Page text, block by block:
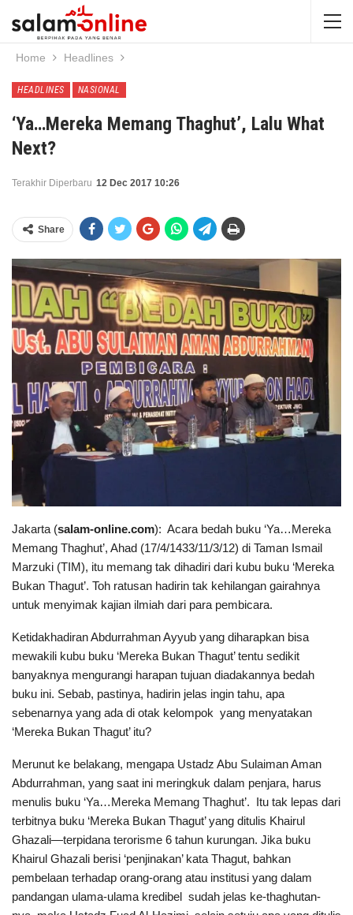
Home Headlines
HEADLINES NASIONAL
‘Ya…Mereka Memang Thaghut’, Lalu What
Next?
Terakhir Diperbaru 12 Dec 2017 10:26
Share
Jakarta (salam-online.com): Acara bedah buku ‘Ya…Mereka
Memang Thaghut’, Ahad (17/4/1433/11/3/12) di Taman Ismail
Marzuki (TIM), itu memang tak dihadiri dari kubu buku ‘Mereka
Bukan Thagut’. Toh ratusan hadirin tak kehilangan gairahnya
untuk menyimak kajian ilmiah dari para pembicara.
Ketidakhadiran Abdurrahman Ayyub yang diharapkan bisa
mewakili kubu buku ‘Mereka Bukan Thagut’ tentu sedikit
banyaknya mengurangi harapan tujuan diadakannya bedah
buku ini. Sebab, pastinya, hadirin jelas ingin tahu, apa
sebenarnya yang ada di otak kelompok yang menyatakan
‘Mereka Bukan Thagut’ itu?
Merunut ke belakang, mengapa Ustadz Abu Sulaiman Aman
Abdurrahman, yang saat ini meringkuk dalam penjara, harus
menulis buku ‘Ya…Mereka Memang Thaghut’. Itu tak lepas dari
terbitnya buku ‘Mereka Bukan Thagut’ yang ditulis Khairul
Ghazali—terpidana terorisme 6 tahun kurungan. Jika buku
Khairul Ghazali berisi ‘penjinakan’ kata Thagut, bahkan
pembelaan terhadap orang-orang atau institusi yang dalam
pandangan ulama-ulama kredibel sudah jelas ke-thaghutan-